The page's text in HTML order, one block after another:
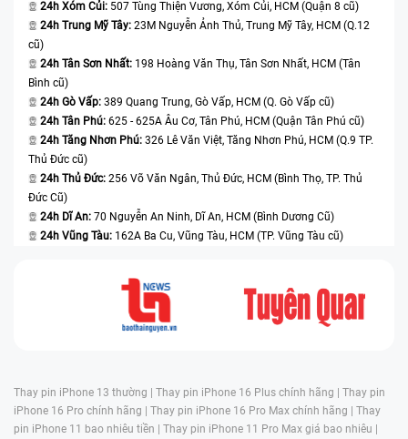
24h Xóm Củi: 507 Tùng Thiện Vương, Xóm Củi, HCM (Quận 8 cũ)
24h Trung Mỹ Tây: 23M Nguyễn Ảnh Thủ, Trung Mỹ Tây, HCM (Q.12
cũ)
24h Tân Sơn Nhất: 198 Hoàng Văn Thụ, Tân Sơn Nhất, HCM (Tân
Bình cũ)
24h Gò Vấp: 389 Quang Trung, Gò Vấp, HCM (Q. Gò Vấp cũ)
24h Tân Phú: 625 - 625A Âu Cơ, Tân Phú, HCM (Quận Tân Phú cũ)
24h Tăng Nhơn Phú: 326 Lê Văn Việt, Tăng Nhơn Phú, HCM (Q.9 TP.
Thủ Đức cũ)
24h Thủ Đức: 256 Võ Văn Ngân, Thủ Đức, HCM (Bình Thọ, TP. Thủ
Đức Cũ)
24h Dĩ An: 70 Nguyễn An Ninh, Dĩ An, HCM (Bình Dương Cũ)
24h Vũng Tàu: 162A Ba Cu, Vũng Tàu, HCM (TP. Vũng Tàu cũ)
Thay pin iPhone 13 thường | Thay pin iPhone 16 Plus chính hãng | Thay pin
iPhone 16 Pro chính hãng | Thay pin iPhone 16 Pro Max chính hãng | Thay
pin iPhone 11 bao nhiêu tiền | Thay pin iPhone 11 Pro Max giá bao nhiêu |